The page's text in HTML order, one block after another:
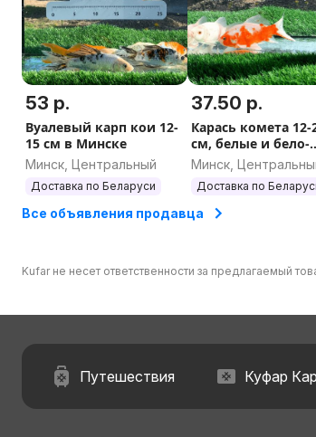
53 р.
Вуалевый карп кои 12-
15 см в Минске
Минск, Центральный
Доставка по Беларуси
37.50 р.
Карась комета 12-
см, белые и бело-
желтые в Минске
Минск,
Доставка по
Все объявления продавца
Kufar не несет ответственности за предлагаемый
Путешествия Куфар